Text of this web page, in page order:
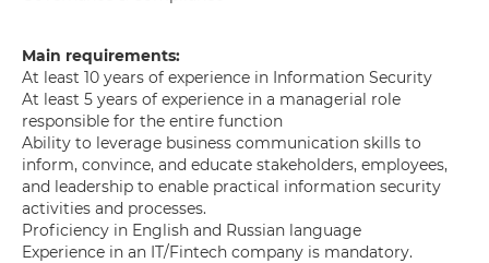
Main requirements:
At least 10 years of experience in Information Security
At least 5 years of experience in a managerial role
responsible for the entire function
Ability to leverage business communication skills to
inform, convince, and educate stakeholders, employees,
and leadership to enable practical information security
activities and processes.
Proficiency in English and Russian language
Experience in an IT/Fintech company is mandatory.